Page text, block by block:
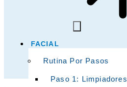
FACIAL
Rutina Por Pasos
Paso 1: Limpiadores